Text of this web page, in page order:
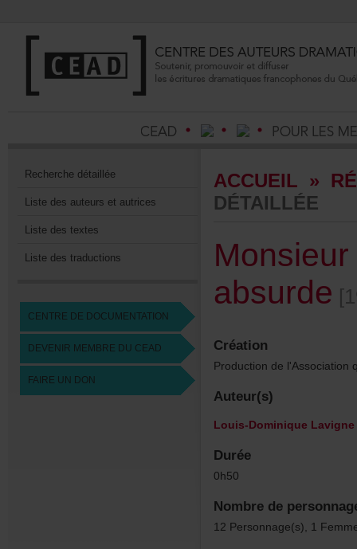
Recherchedétaillée
Listedesauteursetautrices
Listedestextes
Listedestraductions
CENTREDEDOCUMENTATION
DEVENIRMEMBREDUCEAD
FAIREUNDON
ACCUEIL »
DÉTAILLÉE
absurde
Création
Auteur(s)
Louis-DominiqueLavigne
Durée
0h50